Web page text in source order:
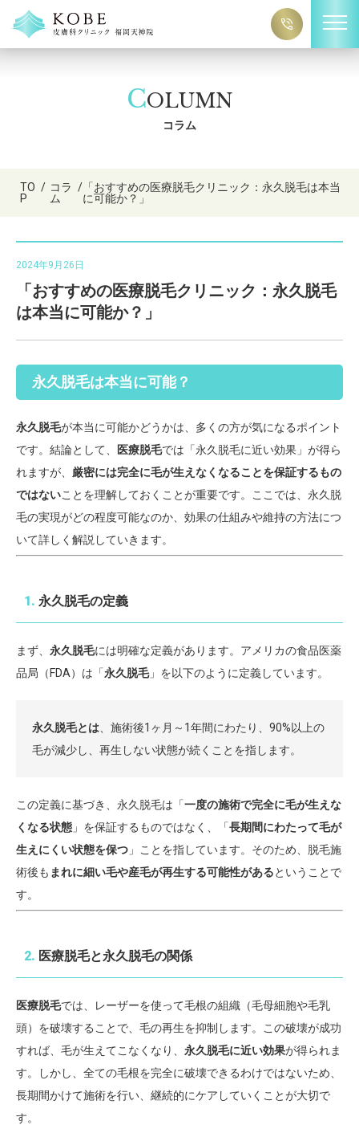
COLUMN
コラム
TO
P
/ コラ
ム
/ 「おすすめの医療脱毛クリニック：永久脱毛は本当
に可能か？」
2024年9月26日
「おすすめの医療脱毛クリニック：永久脱毛
は本当に可能か？」
永久脱毛は本当に可能？
永久脱毛が本当に可能かどうかは、多くの方が気になるポイント
です。結論として、
医療脱毛では「永久脱毛に近い効果」が得ら
れますが、 厳密には完全に毛が生えなくなることを保証するもの
ではないことを理解しておくことが重要です。ここでは、永久脱
毛の実現がどの程度可能なのか、効果の仕組みや維持の方法につ
いて詳しく解説していきます。
1. 永久脱毛の定義
まず、 永久脱毛には明確な定義があります。アメリカの食品医薬
品局（FDA）は「永久脱毛」を以下のように定義しています。
永久脱毛とは 、施術後1ヶ月～1年間にわたり、90%以上の
毛が減少し、再生しない状態が続くことを指します。
この定義に基づき、永久脱毛は「一度の施術で完全に毛が生えな
くなる状態 」を保証するものではなく、「長期間にわたって毛が
生えにくい状態を保つ 」ことを指しています。そのため、脱毛施
術後も まれに細い毛や産毛が再生する可能性があるということで
す。
2. 医療脱毛と永久脱毛の関係
医療脱毛では、レーザーを使って毛根の組織（毛母細胞や毛乳
頭）を破壊することで、毛の再生を抑制します。この破壊が成功
すれば、毛が生えてこなくなり、 永久脱毛に近い効果が得られま
す。しかし、全ての毛根を完全に破壊できるわけではないため、
長期間かけて施術を行い、継続的にケアしていくことが大切で
す。